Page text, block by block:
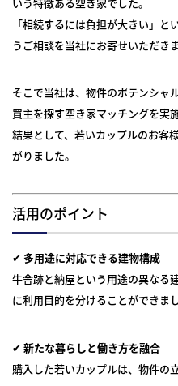
「相続するには負担が大きい」
うご相談を当社にお寄せいただき
そこで当社は、物件のポテンシャ
買主を探す空き家マッチングを実施
結果として、若いカップルのお客
がりました。
活用のポイント
✔ 多用途に対応できる建物構成
牛舎跡と納屋という用途の異なる
に利用目的を分けることができまし
✔ 新たな暮らしと働き方を融合
購入した若いカップルは、物件の